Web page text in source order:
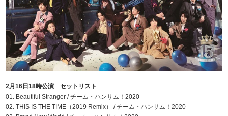
2月16日18時公演 セットリスト
01. Beautiful Stranger / チーム・ハンサム！2020
02. THIS IS THE TIME（2019 Remix） / チーム・ハンサム！2020